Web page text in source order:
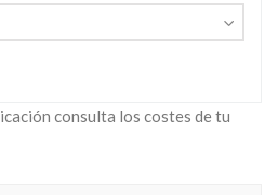
consulta los costes de tu